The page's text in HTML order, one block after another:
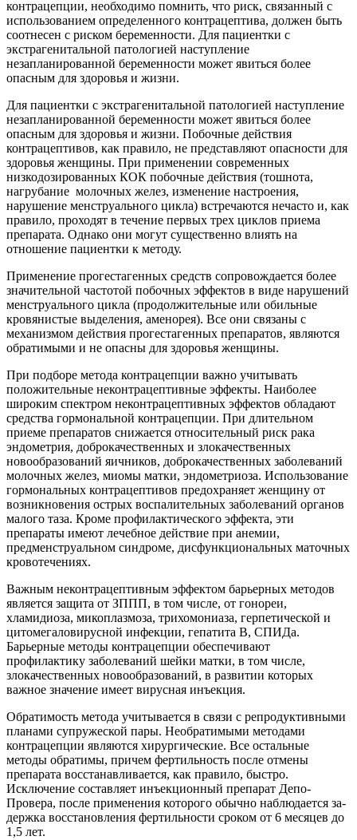
контрацепции, необходимо помнить, что риск, связанный с
использованием определенного контрацепти­ва, должен быть
соотнесен с риском беременности. Для пациентки с
экстрагенитальной патологией наступление
незапланированной беременности может явиться более
опасным для здоровья и жизни.
Для пациентки с экстрагенитальной патологией наступление
незапланированной беременности может явиться более
опасным для здоровья и жизни. Побочные действия
контрацептивов, как правило, не представ­ляют опасности для
здоровья женщины. При применении современ­ных
низкодозированных КОК побочные действия (тошнота,
нагрубание молочных желез, изменение настроения,
нарушение менст­руального цикла) встречаются нечасто и, как
правило, проходят в течение первых трех циклов приема
препарата. Однако они могут существенно влиять на
отношение пациентки к методу.
Применение прогестагенных средств сопровождается более
зна­чительной частотой побочных эффектов в виде нарушений
менстру­ального цикла (продолжительные или обильные
кровянистые вы­деления, аменорея). Все они связаны с
механизмом действия проге­стагенных препаратов, являются
обратимыми и не опасны для здо­ровья женщины.
При подборе метода контрацепции важно учитывать
положитель­ные неконтрацептивные эффекты. Наиболее
широким спектром неконтрацептивных эффектов обладают
средства гормональной кон­трацепции. При длительном
приеме препаратов снижается относи­тельный риск рака
эндометрия, доброкачественных и злокачествен­ных
новообразований яичников, доброкачественных заболеваний
молочных желез, миомы матки, эндометриоза. Использование
гор­мональных контрацептивов предохраняет женщину от
возникнове­ния острых воспалительных заболеваний органов
малого таза. Кро­ме профилактического эффекта, эти
препараты имеют лечебное дей­ствие при анемии,
предменструальном синдроме, дисфункциональных маточных
кровотечениях.
Важным неконтрацептивным эффектом барьерных методов
яв­ляется защита от ЗППП, в том числе, от гонореи,
хламидиоза, микоплазмоза, трихомониаза, герпетической и
цитомегаловирусной инфекции, гепатита В, СПИДа.
Барьерные методы контрацепции обеспечивают
профилактику заболеваний шейки матки, в том чис­ле,
злокачественных новообразований, в развитии которых
важное значение имеет вирусная инъекция.
Обратимость метода учитывается в связи с репродуктивными
планами супружеской пары. Необратимыми методами
контрацеп­ции являются хирургические. Все остальные
методы обратимы, при­чем фертильность после отмены
препарата восстанавливается, как правило, быстро.
Исключение составляет инъекционный препарат Депо-
Провера, после применения которого обычно наблюдается за­
держка восстановления фертильности сроком от 6 месяцев до
1,5 лет.